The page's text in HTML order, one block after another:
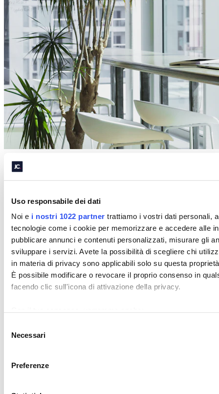
Uso responsabile dei dati
Noi e i nostri 1022 partner trattiamo i vostri dati personali,
tecnologie come i cookie per memorizzare e accedere alle
pubblicare annunci e contenuti personalizzati, misurare gli
sviluppare i servizi. Avete la possibilità di scegliere chi
in materia di privacy sono applicabili solo su questa
È possibile modificare o revocare il proprio consenso in
facendo clic sull'icona di attivazione della privacy.
Identificare il tuo dispositivo, scansionandolo
delNecessari
Preferenze
Come scrivere un annuncio di lavoro efficace
Le sei sezioni di un annuncio che attira le candidature giuste, con